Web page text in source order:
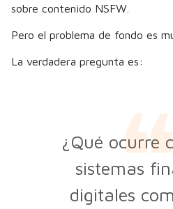
sobre contenido NSFW.
Pero el problema de fondo es
La verdadera pregunta es:
¿Qué ocurre
sistemas
digitales